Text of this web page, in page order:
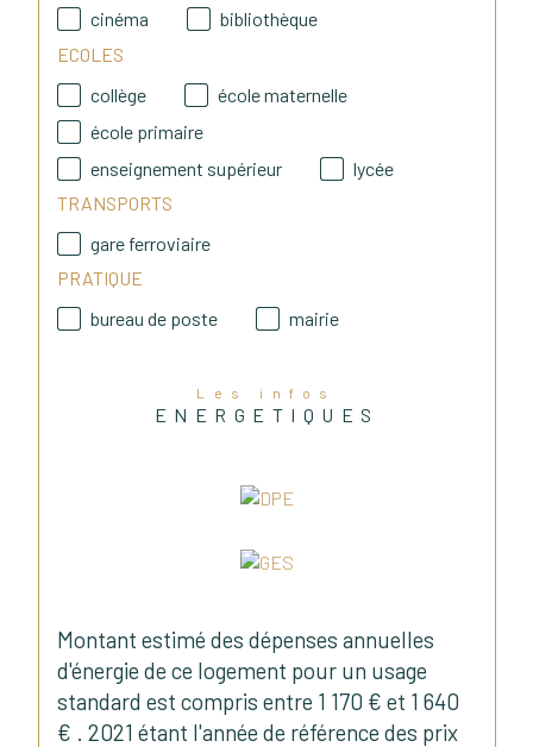
Julie & Nicolas, Immobilier 2R.
cinéma
bibliothèque
ECOLES
collège
école maternelle
école primaire
enseignement supérieur
lycée
TRANSPORTS
gare ferroviaire
PRATIQUE
bureau de poste
mairie
Les infos
ENERGETIQUES
Montant estimé des dépenses annuelles
d'énergie de ce logement pour un usage
standard est compris entre 1 170 € et 1 640
€ . 2021 étant l'année de référence des prix